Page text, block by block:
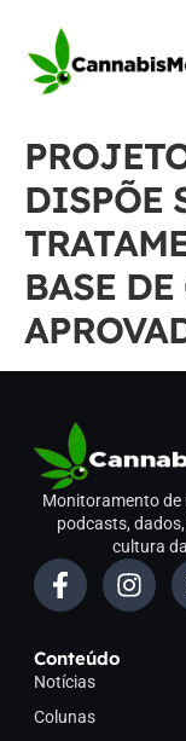
DISPÕE
BASE
Monitoramento de
podcasts,
cultura
Conteúdo
Notícias
Colunas